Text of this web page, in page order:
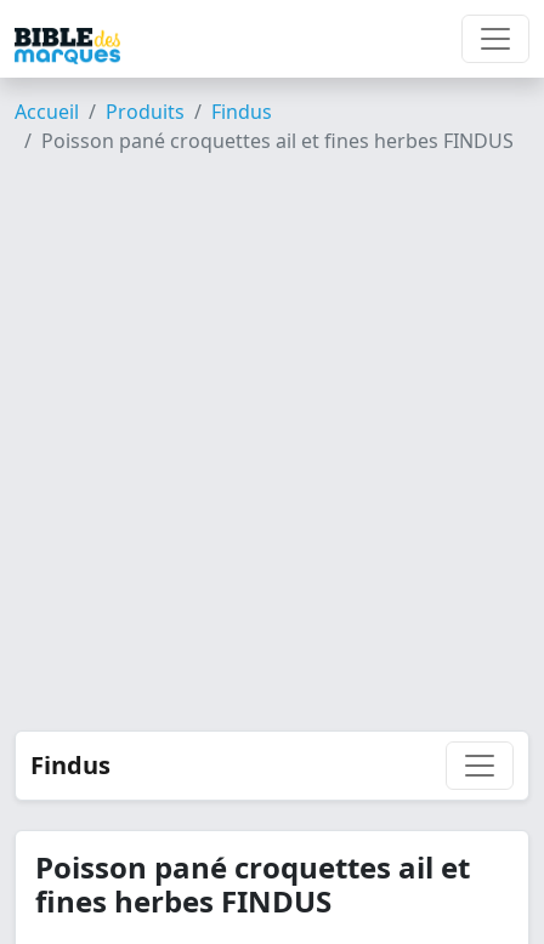
Accueil Produits
Findus
Poisson pané croquettes ail et fines herbes FINDUS
Findus
Poisson pané croquettes ail et
fines herbes FINDUS